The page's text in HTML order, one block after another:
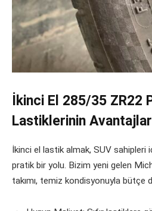
İkinci El 285/35 ZR22
Lastiklerinin
İkinci el lastik almak, SUV sahipleri
pratik bir yolu. Bizim yeni gelen
takımı, temiz kondisyonuyla bütçe